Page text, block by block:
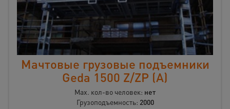
Мачтовые грузовые подъемники
Geda 1500 Z/ZP (А)
Max. кол-во человек: нет
Грузоподъемность: 2000